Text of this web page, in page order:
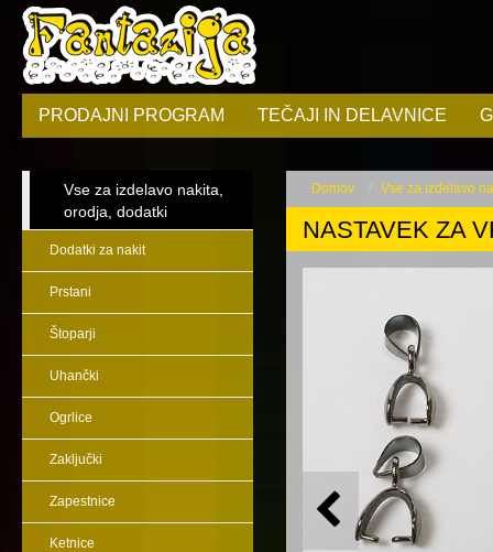
PRODAJNI PROGRAM TEČAJI IN DELAVNICE
Vse za izdelavo nakita,
orodja, dodatki
Dodatki za nakit
Prstani
Štoparji
Uhančki
Ogrlice
Zaključki
Zapestnice
Ketnice
Domov Vse za izdelavo
NASTAVEK ZA